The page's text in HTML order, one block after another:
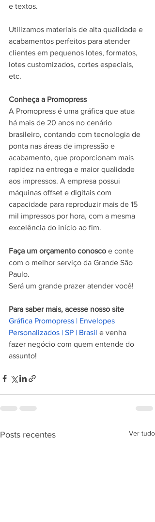
e textos.
Utilizamos materiais de alta qualidade e
acabamentos perfeitos para atender
clientes em pequenos lotes, formatos,
lotes customizados, cortes especiais,
etc.
Conheça a Promopress
A Promopress é uma gráfica que atua
há mais de 20 anos no cenário
brasileiro, contando com tecnologia de
ponta nas áreas de impressão e
acabamento, que proporcionam mais
rapidez na entrega e maior qualidade
aos impressos. A empresa possui
máquinas offset e digitais com
capacidade para reproduzir mais de 15
mil impressos por hora, com a mesma
excelência do início ao fim.
Faça um orçamento conosco e conte
com o melhor serviço da Grande São
Paulo.
Será um grande prazer atender você!
Para saber mais, acesse nosso site
Gráfica Promopress | Envelopes
Personalizados | SP | Brasil e venha
fazer negócio com quem entende do
assunto!
Posts recentes Ver tudo